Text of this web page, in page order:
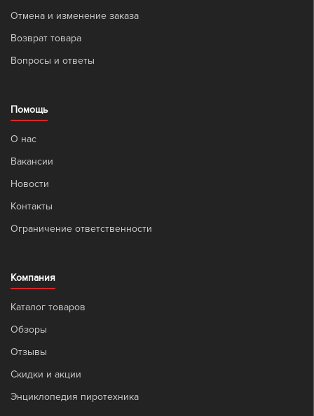
Отмена и изменение заказа
Возврат товара
Вопросы и ответы
Помощь
О нас
Вакансии
Новости
Контакты
Ограничение ответственности
Компания
Каталог товаров
Обзоры
Отзывы
Скидки и акции
Энциклопедия пиротехника